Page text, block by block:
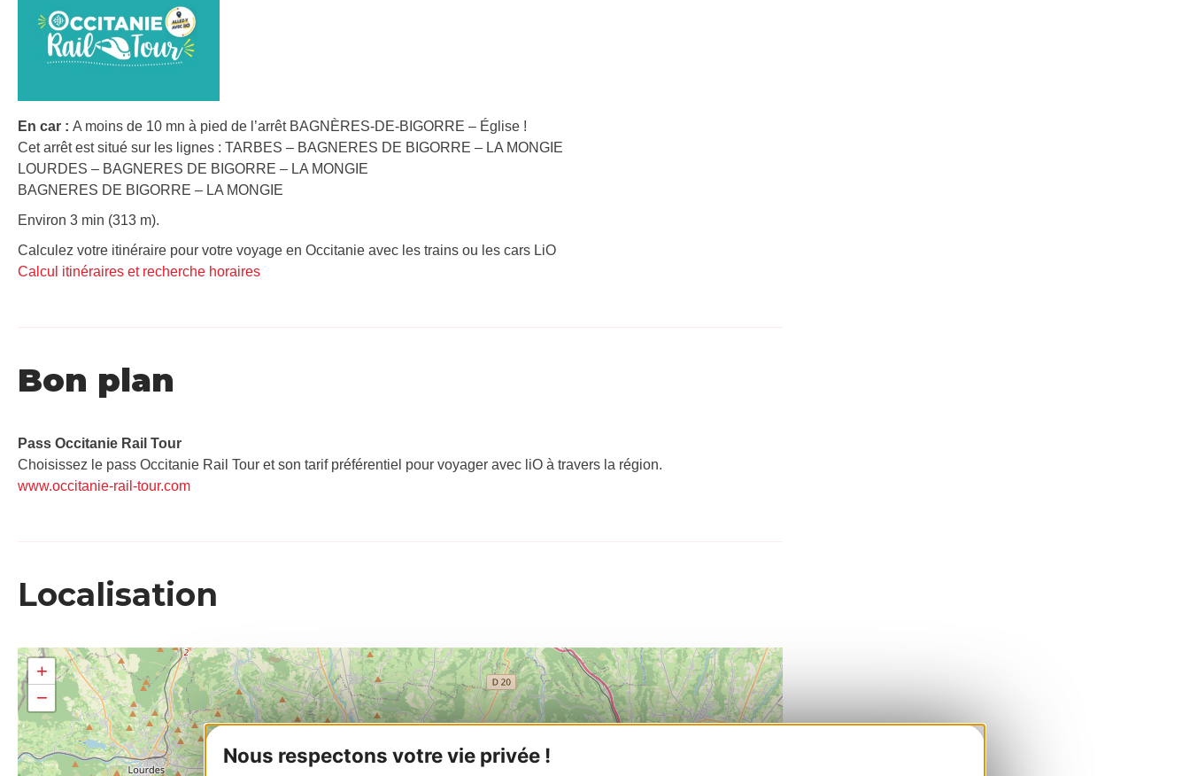
Nous respectons votre vie privée !
En car : A moins de 10 mn à pied de l’arrêt BAGNÈRES-DE-BIGORRE – Église !
Cet arrêt est situé sur les lignes : TARBES – BAGNERES DE BIGORRE – LA MONGIE
LOURDES – BAGNERES DE BIGORRE – LA MONGIE
BAGNERES DE BIGORRE – LA MONGIE
Environ 3 min (313 m).
Calculez votre itinéraire pour votre voyage en Occitanie avec les trains ou les cars LiO
Calcul itinéraires et recherche horaires
Bon plan
Pass Occitanie Rail Tour​
Choisissez le pass Occitanie Rail Tour et son tarif préférentiel pour voyager avec liO à travers la région.
www.occitanie-rail-tour.com
Localisation
+
−